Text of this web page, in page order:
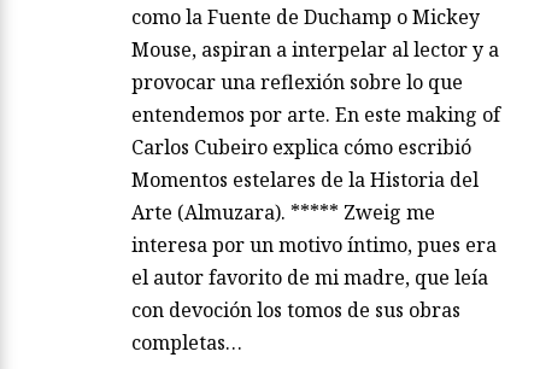
como la Fuente de Duchamp o Mickey
Mouse, aspiran a interpelar al lector y a
provocar una reflexión sobre lo que
entendemos por arte. En este making of
Carlos Cubeiro explica cómo escribió
Momentos estelares de la Historia del
Arte (Almuzara). ***** Zweig me
interesa por un motivo íntimo, pues era
el autor favorito de mi madre, que leía
con devoción los tomos de sus obras
completas…